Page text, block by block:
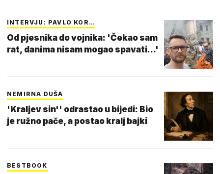
INTERVJU: PAVLO KOR…
Od pjesnika do vojnika: 'Čekao sam
rat, danima nisam mogao spavati...'
NEMIRNA DUŠA
'Kraljev sin'' odrastao u bijedi: Bio
je ružno pače, a postao kralj bajki
BESTBOOK